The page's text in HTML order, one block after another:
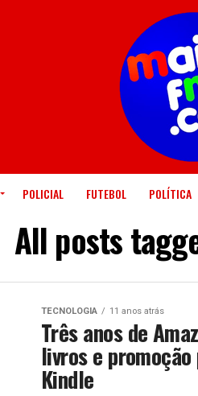
POLICIAL FUTEBOL POLÍTICA
All posts
TECNOLOGIA 11 anos atrás
Três anos de
livros e
Kindle